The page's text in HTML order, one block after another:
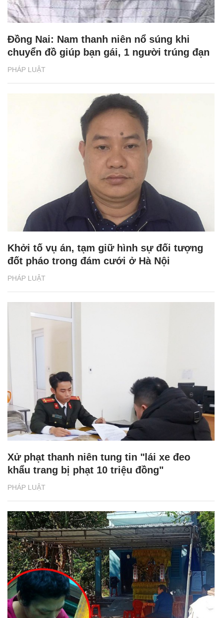
PHÁP LUẬT
Đồng Nai: Nam thanh niên nổ súng khi
chuyển đồ giúp bạn gái, 1 người trúng đạn
PHÁP LUẬT
Khởi tố vụ án, tạm giữ hình sự đối tượng
đốt pháo trong đám cưới ở Hà Nội
PHÁP LUẬT
Xử phạt thanh niên tung tin "lái xe đeo
khẩu trang bị phạt 10 triệu đồng"